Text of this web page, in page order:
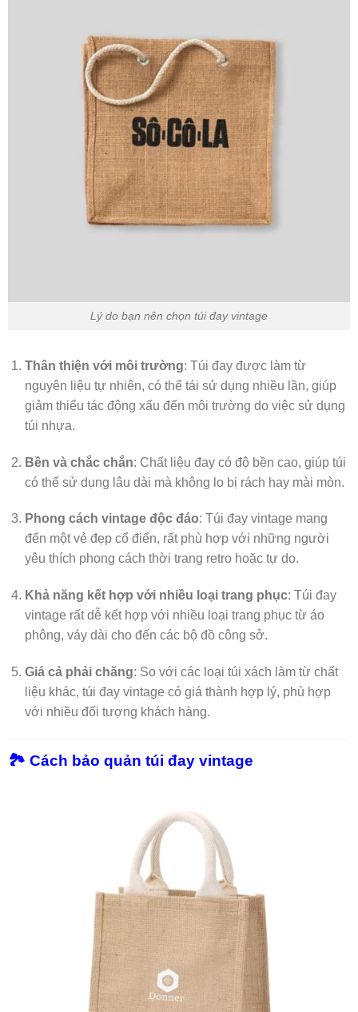
Lý do bạn nên chọn túi đay vintage
Thân thiện với môi trường: Túi đay được làm từ
nguyên liệu tự nhiên, có thể tái sử dụng nhiều lần, giúp
giảm thiểu tác động xấu đến môi trường do việc sử dụng
túi nhựa.
Bền và chắc chắn: Chất liệu đay có độ bền cao, giúp túi
có thể sử dụng lâu dài mà không lo bị rách hay mài mòn.
Phong cách vintage độc đáo: Túi đay vintage mang
đến một vẻ đẹp cổ điển, rất phù hợp với những người
yêu thích phong cách thời trang retro hoặc tự do.
Khả năng kết hợp với nhiều loại trang phục: Túi đay
vintage rất dễ kết hợp với nhiều loại trang phục từ áo
phông, váy dài cho đến các bộ đồ công sở.
Giá cả phải chăng: So với các loại túi xách làm từ chất
liệu khác, túi đay vintage có giá thành hợp lý, phù hợp
với nhiều đối tượng khách hàng.
🏞️ Cách bảo quản túi đay vintage